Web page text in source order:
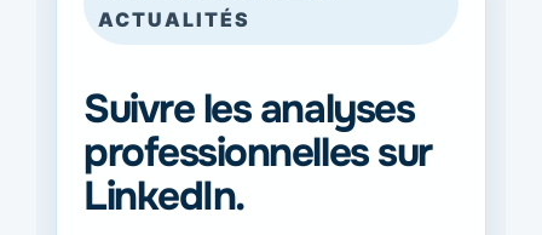
ACTUALITÉS
Suivre les analyses
professionnelles sur
LinkedIn.